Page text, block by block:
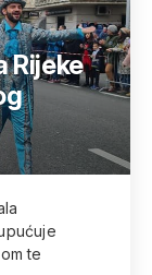
Rijeke
te